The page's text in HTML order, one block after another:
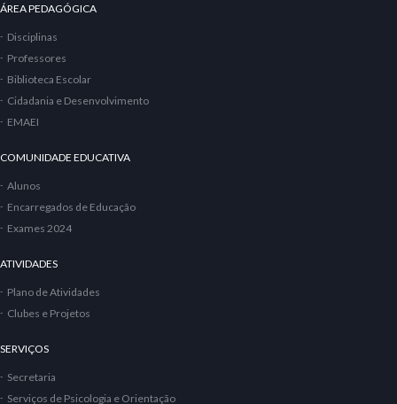
ÁREA PEDAGÓGICA
Disciplinas
Professores
Biblioteca Escolar
Cidadania e Desenvolvimento
EMAEI
COMUNIDADE EDUCATIVA
Alunos
Encarregados de Educação
Exames 2024
ATIVIDADES
Plano de Atividades
Clubes e Projetos
SERVIÇOS
Secretaria
Serviços de Psicologia e Orientação